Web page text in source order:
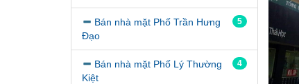
5
Bán nhà mặt Phố Trần Hưng
Đạo
4
Bán nhà mặt Phố Lý Thường
Kiệt